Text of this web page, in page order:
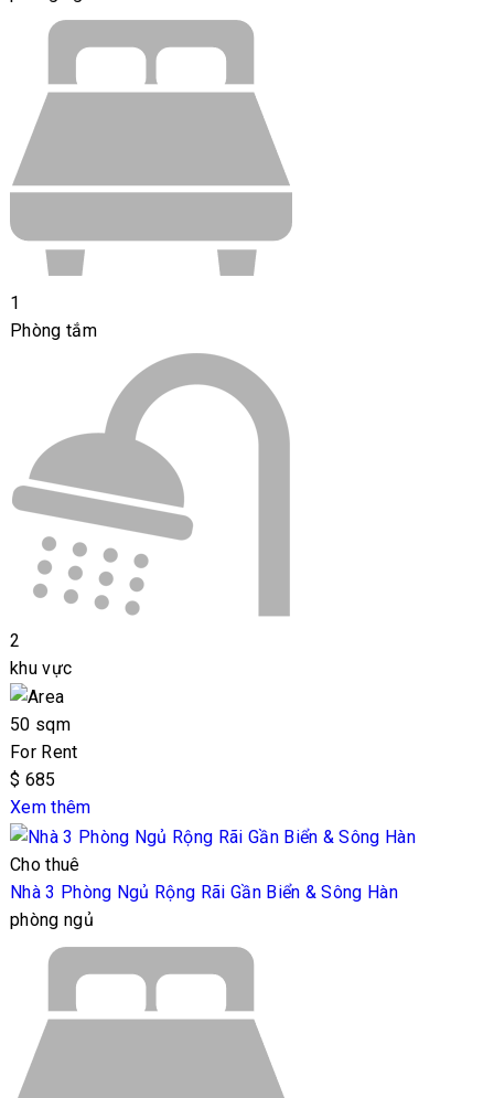
1
Phòng tắm
2
khu vực
50 sqm
For Rent
$ 685
Xem thêm
Cho thuê
Nhà 3 Phòng Ngủ Rộng Rãi Gần Biển & Sông Hàn
phòng ngủ